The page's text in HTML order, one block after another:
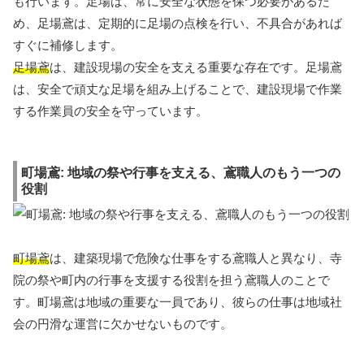
め、足場鳶は、定期的に足場の点検を行い、不具合があれば
すぐに補修します。
足場鳶は、建設現場の安全を支える重要な存在です。足場鳶
は、安全で頑丈な足場を組み上げることで、建設現場で作業
する作業員の安全を守っています。
町場鳶: 地域の祭や行事を支える、鳶職人のもう一つの
役割
町場鳶は、建築現場で危険な仕事をする鳶職人と異なり、寺
院の祭や町内の行事を支援する役割を担う鳶職人のことで
す。町場鳶は地域の重要な一員であり、彼らの仕事は地域社
会の円滑な運営に欠かせないものです。